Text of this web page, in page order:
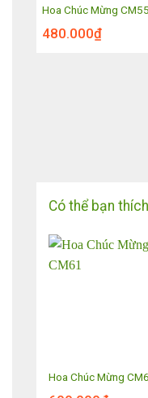
Hoa Chúc Mừng CM55
480.000₫
Có thể bạn
Hoa Chúc Mừng